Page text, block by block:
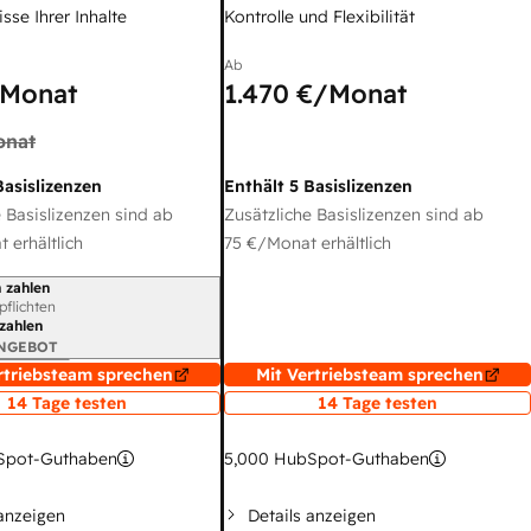
Ihrer Inhalte
Basislizenzen sind ab
erhältlich
zahlen
sprechen
14 Tage testen
Guthaben
Kontrolle und Flexibilität
Ab
1.470 €/Monat
Enthält 5 Basislizenzen
Zusätzliche Basislizenzen sind ab
75 €/Monat erhältlich
Mit Vertriebsteam sprechen
14 Tage testen
5,000 HubSpot-Guthaben
Details anzeigen